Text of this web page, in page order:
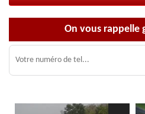
On vous rappelle